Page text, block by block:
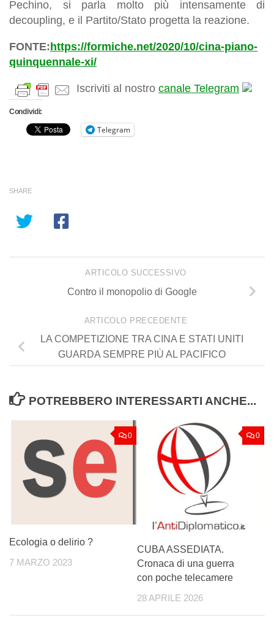
Pechino, si parla molto più intensamente di
decoupling, e il Partito/Stato progetta la reazione.
FONTE:https://formiche.net/2020/10/cina-piano-
quinquennale-xi/
Iscriviti al nostro canale Telegram
Condividi:
Telegram
SHARE
ARTICOLO SUCCESSIVO
Contro il monopolio di Google
ARTICOLO PRECEDENTE
LA COMPETIZIONE TRA CINA E STATI UNITI
GUARDA SEMPRE PIÙ AL PACIFICO
POTREBBERO INTERESSARTI ANCHE...
0
Ecologia o delirio ?
7 MARZO 2023
0
CUBA ASSEDIATA.
Cronaca di una guerra
con poche telecamere
28 APRILE 2026